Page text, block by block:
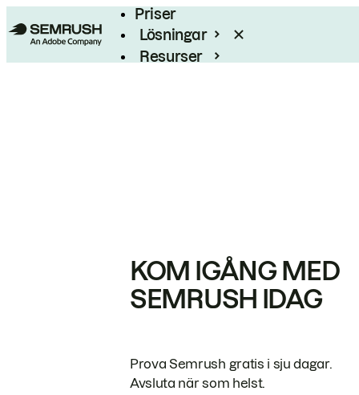
Priser
Lösningar
Resurser
KOM IGÅNG MED
SEMRUSH IDAG
Prova Semrush gratis i sju dagar.
Avsluta när som helst.